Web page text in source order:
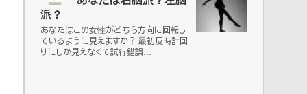
派？
あなたはこの女性がどちら方向に回転し
ているように見えますか？ 最初反時計回
りにしか見えなくて試行錯誤…